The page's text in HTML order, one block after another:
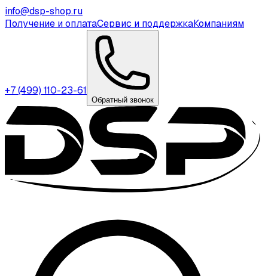
info@dsp-shop.ru
Получение и оплатаСервис и поддержкаКомпаниям
+7 (499) 110-23-61
Обратный звонок